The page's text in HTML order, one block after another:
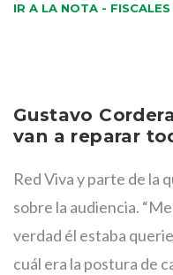
IR A LA NOTA - FISCALES
Gustavo
van a reparar
Red Viva y parte de la
sobre la audiencia.
verdad él estaba
cuál era la postura de